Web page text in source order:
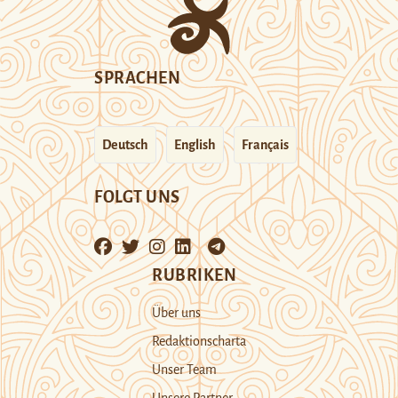
SPRACHEN
Deutsch English Français
FOLGT UNS
RUBRIKEN
Über uns
Redaktionscharta
Unser Team